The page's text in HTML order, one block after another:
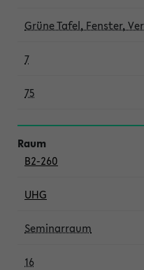
Grüne Tafel, Fenster,
7
75
B2-260
UHG
Seminarraum
16